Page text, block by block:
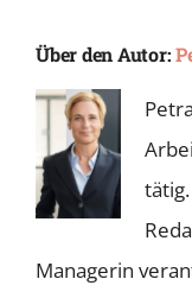
Über den Autor:
Managerin